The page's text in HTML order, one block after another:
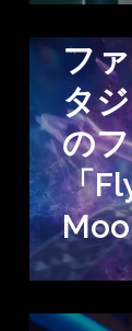
フ
タ
の
「